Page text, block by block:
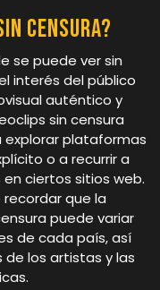
censura?
se puede ver sin
interés del público
auténtico y
sin censura
plataformas
o a recurrir a
ciertos sitios web.
que la
puede variar
de cada país, así
de los artistas y las